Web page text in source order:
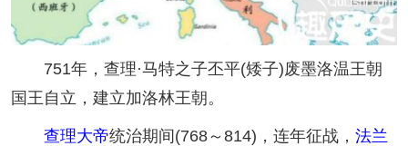
751年，查理·马特之子丕平(矮子)废墨洛温王朝
国王自立，建立加洛林王朝。
查理大帝统治期间(768～814)，连年征战， 法兰